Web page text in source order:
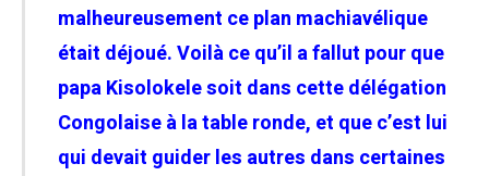
malheureusement ce plan machiavélique
était déjoué. Voilà ce qu’il a fallut pour que
papa Kisolokele soit dans cette délégation
Congolaise à la table ronde, et que c’est lui
qui devait guider les autres dans certaines